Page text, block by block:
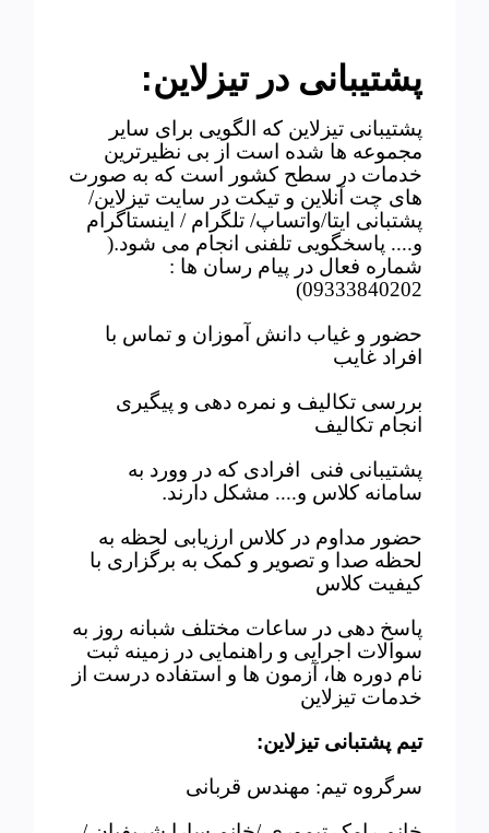
پشتیبانی در تیزلاین:
پشتیبانی تیزلاین که الگویی برای سایر
مجموعه ها شده است از بی نظیرترین
خدمات در سطح کشور است که به صورت
های چت آنلاین و تیکت در سایت تیزلاین/
پشتبانی ایتا/واتساپ/ تلگرام / اینستاگرام
و.... پاسخگویی تلفنی انجام می شود.
(
شماره فعال در پیام رسان ها :
09333840202)
حضور و غیاب دانش آموزان و تماس با
افراد غایب
بررسی تکالیف و نمره دهی و پیگیری
انجام تکالیف
پشتیبانی فنی افرادی که در وورد به
سامانه کلاس و.... مشکل دارند.
حضور مداوم در کلاس ارزیابی لحظه به
لحظه صدا و تصویر و کمک به برگزاری با
کیفیت کلاس
پاسخ دهی در ساعات مختلف شبانه روز به
سوالات اجرایی و راهنمایی در زمینه ثبت
نام دوره ها، آزمون ها و استفاده درست از
خدمات تیزلاین
تیم پشتبانی تیزلاین:
سرگروه تیم: مهندس قربانی